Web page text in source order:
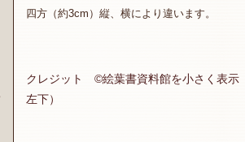
四方（約3cm）縦、横により違います。
クレジット ©絵葉書資料館を小さく表示
左下）